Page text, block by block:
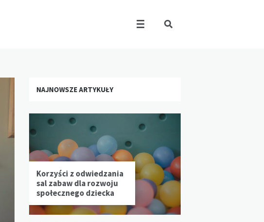
NAJNOWSZE ARTYKUŁY
Korzyści z odwiedzania
sal zabaw dla rozwoju
społecznego dziecka